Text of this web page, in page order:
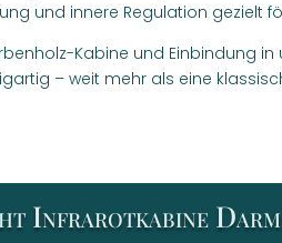
und innere Regulation gezielt
Kabine und Einbindung
– weit mehr als eine
Infrarotkabine